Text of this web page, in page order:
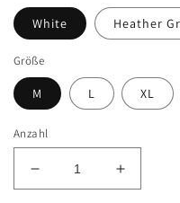
White Heather
Größe
M L XL
Anzahl
Verringere
die
Erhöhe
die